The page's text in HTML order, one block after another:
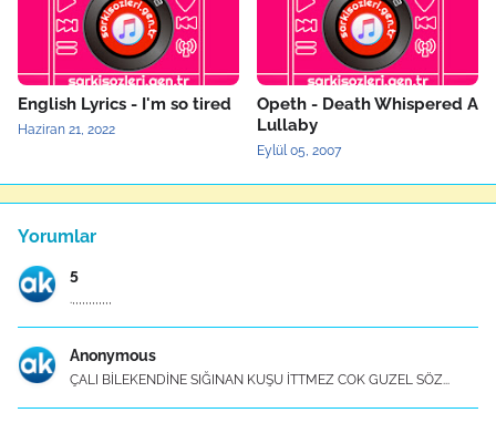
English Lyrics - I'm so tired
Haziran 21, 2022
Opeth - Death Whispered A
Lullaby
Eylül 05, 2007
Yorumlar
5
.,,,,,,,,,,,,
Anonymous
ÇALI BİLEKENDİNE SIĞINAN KUŞU İTTMEZ COK GUZEL SÖZ...